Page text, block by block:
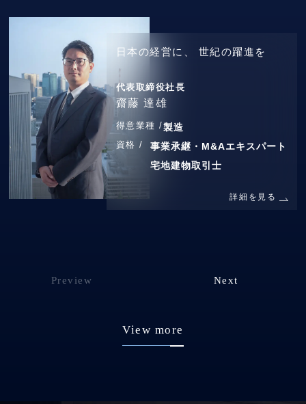
日本の経営に、 世紀の躍進を
代表取締役社長
齋藤 達雄
得意業種 /製造
資格 /
事業承継・M&Aエキスパート
宅地建物取引士
詳細を見る
Preview Next
View more